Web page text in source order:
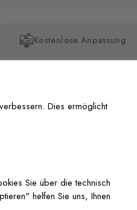
Kostenlose Anpassung
Tinten für garantierte
in Innenräumen.
Dies ermöglicht
Sie über die technisch
helfen Sie uns, Ihnen